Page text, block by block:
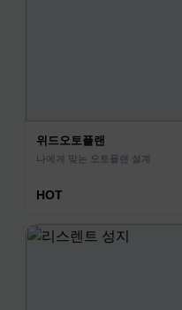
위드오토플랜
나에게 맞는 오토플랜 설계
HOT